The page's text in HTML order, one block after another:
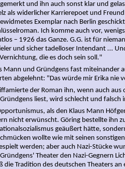
und ihn auch sonst klar und
als widerlicher Karrierepoet und
Exemplar nach Berlin
Ich komme auch vor,
– 1926 das Ganze. G.G. ist für
und sicher tadelloser Intendant ...
die es doch sein soll."
und Gründgens fast miteinander
abgelehnt: "Das würde mir Erika nie
der Roman ihn, wenn auch aus
liest, wird schlecht und falsch
als den Klaus Mann
nicht erwünscht. Göring bestellte ihn
geäußert hätte,
wollte wie mit seinen
werden; aber auch Nazi-Stücke
Theater den Nazi-Gegnern
Tradition des deutschen Theaters an